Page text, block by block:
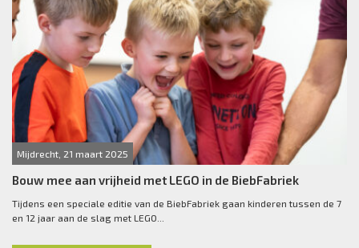
Mijdrecht, 21 maart 2025
Bouw mee aan vrijheid met LEGO in de BiebFabriek
Tijdens een speciale editie van de BiebFabriek gaan kinderen tussen de 7
en 12 jaar aan de slag met LEGO...